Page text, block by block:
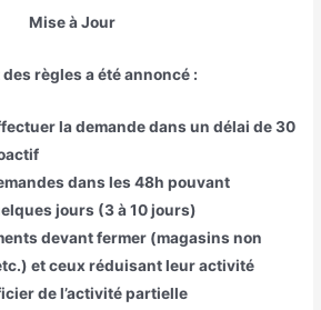
Mise à Jour
règles a été annoncé :
la demande dans un délai de 30
dans les 48h pouvant
jours (3 à 10 jours)
devant fermer (magasins non
et ceux réduisant leur activité
de l’activité partielle